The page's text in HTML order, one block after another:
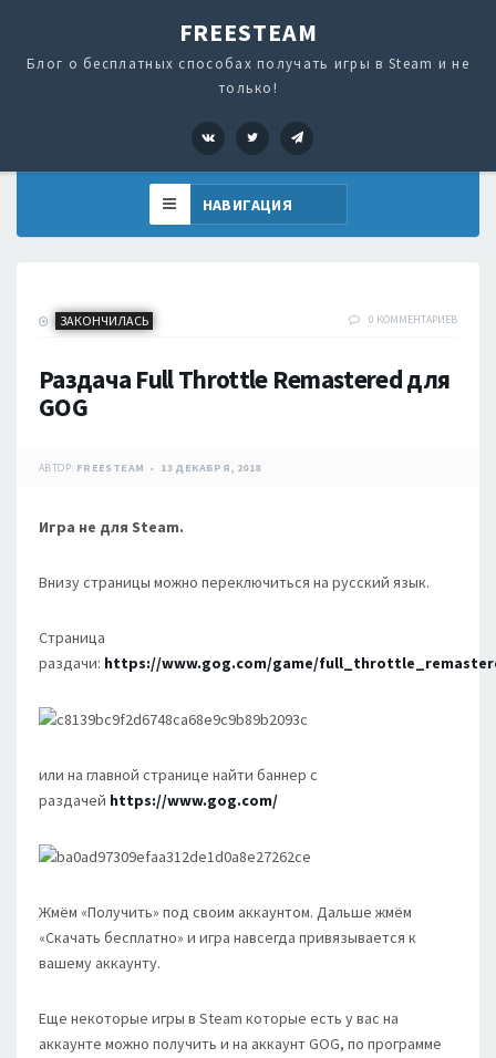
FREESTEAM
Блог о бесплатных способах получать игры в Steam и не
только!
VK Twitter
ЗАКОНЧИЛАСЬ 0 КОММЕНТАРИЕВ
Раздача Full Throttle Remastered для
GOG
АВТОР: FREESTEAM 13 ДЕКАБРЯ, 2018
Игра не для Steam.
Внизу страницы можно переключиться на русский язык.
Страница
раздачи: https://www.gog.com/game/
или на главной странице найти баннер с
раздачей https://www.gog.com/
Жмём «Получить» под своим аккаунтом. Дальше жмём
«Скачать бесплатно» и игра навсегда привязывается к
вашему аккаунту.
Еще некоторые игры в Steam которые есть у вас на
аккаунте можно получить и на аккаунт GOG, по программе